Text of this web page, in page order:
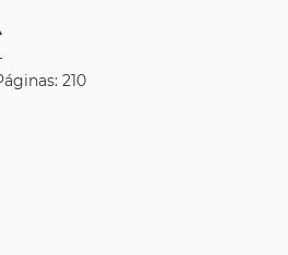
210